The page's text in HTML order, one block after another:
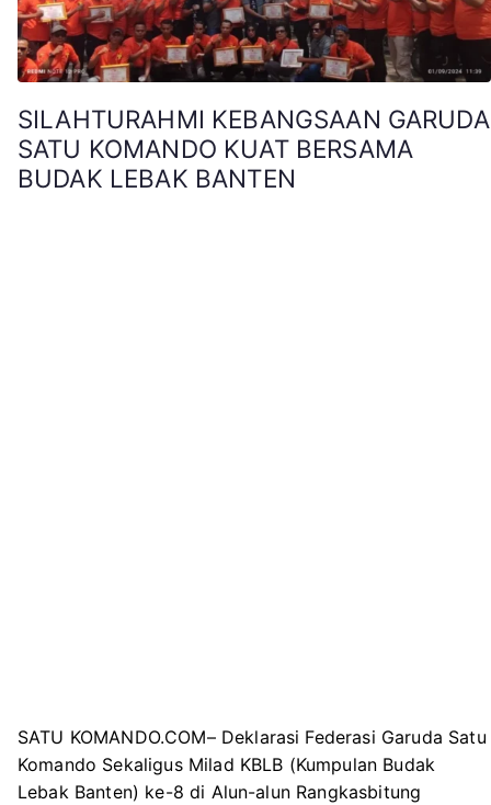
SILAHTURAHMI KEBANGSAAN GARUDA
SATU KOMANDO KUAT BERSAMA
BUDAK LEBAK BANTEN
SATU KOMANDO.COM– Deklarasi Federasi Garuda Satu
Komando Sekaligus Milad KBLB (Kumpulan Budak
Lebak Banten) ke-8 di Alun-alun Rangkasbitung